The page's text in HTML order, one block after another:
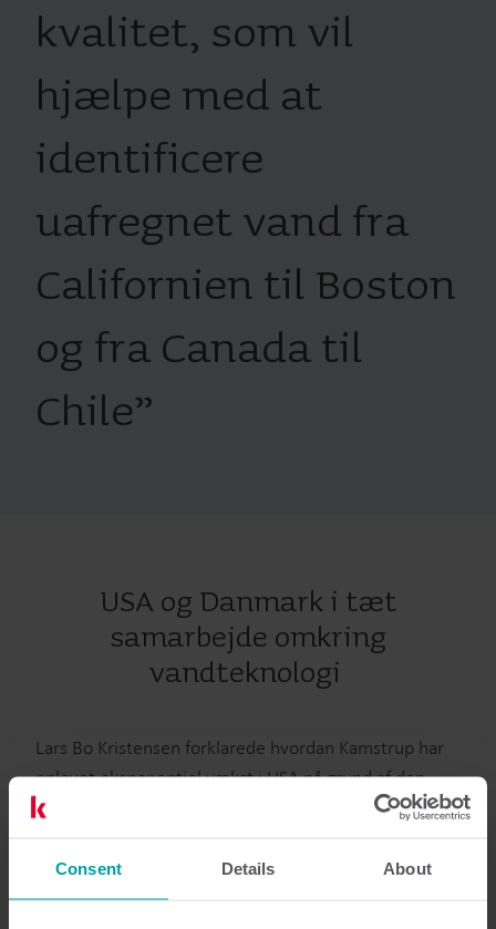
Consent Details About
kvalitet, som vil
hjælpe med at
identificere
uafregnet vand fra
Californien til Boston
og fra Canada til
Chile”
USA og Danmark i tæt
samarbejde omkring
vandteknologi
Lars Bo Kristensen forklarede hvordan Kamstrup har
oplevet eksponentiel vækst i USA på grund af den
stigende forespørgsel på innovative
statiske vandmålere solgt i USA i 2017 er kommet fra
Kamstrup. Imponerende efter kun fire år i USA”.